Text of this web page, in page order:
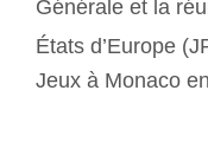
Générale et la
États d’Europe
Jeux à Monaco